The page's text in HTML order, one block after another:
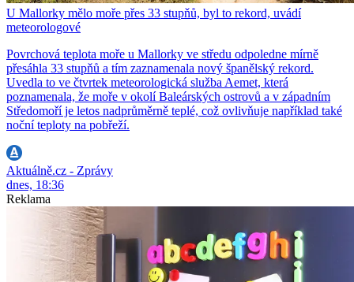
U Mallorky mělo moře přes 33 stupňů, byl to rekord, uvádí
meteorologové
Povrchová teplota moře u Mallorky ve středu odpoledne mírně
přesáhla 33 stupňů a tím zaznamenala nový španělský rekord.
Uvedla to ve čtvrtek meteorologická služba Aemet, která
poznamenala, že moře v okolí Baleárských ostrovů a v západním
Středomoří je letos nadprůměrně teplé, což ovlivňuje například také
noční teploty na pobřeží.
Aktuálně.cz - Zprávy
dnes, 18:36
Reklama